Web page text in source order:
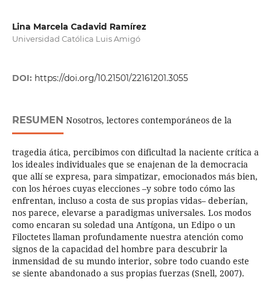
Lina Marcela Cadavid Ramírez
Universidad Católica Luis Amigó
DOI: https://doi.org/10.21501/22161201.3055
RESUMEN Nosotros, lectores contemporáneos de la
tragedia ática, percibimos con dificultad la naciente crítica a
los ideales individuales que se enajenan de la democracia
que allí se expresa, para simpatizar, emocionados más bien,
con los héroes cuyas elecciones –y sobre todo cómo las
enfrentan, incluso a costa de sus propias vidas– deberían,
nos parece, elevarse a paradigmas universales. Los modos
como encaran su soledad una Antígona, un Edipo o un
Filoctetes llaman profundamente nuestra atención como
signos de la capacidad del hombre para descubrir la
inmensidad de su mundo interior, sobre todo cuando este
se siente abandonado a sus propias fuerzas (Snell, 2007).